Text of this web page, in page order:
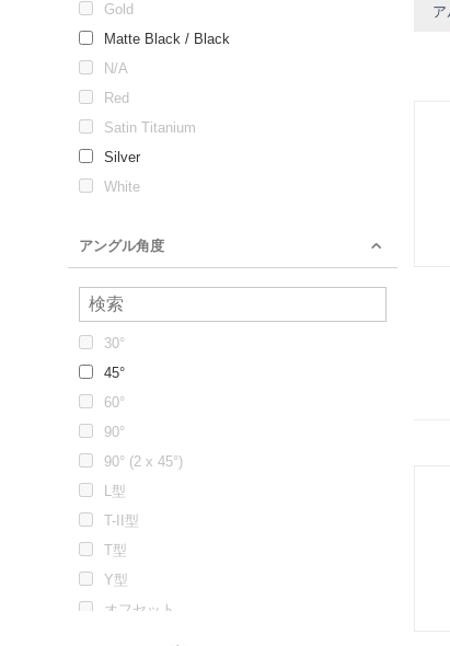
Gold
Matte Black / Black
N/A
Red
Satin Titanium
Silver
White
アングル角度
30°
45°
60°
90°
90° (2 x 45°)
L型
T-II型
T型
Y型
オフセット